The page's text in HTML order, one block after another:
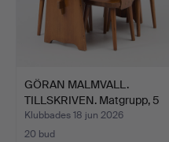
GÖRAN MALMVALL.
TILLSKRIVEN. Matgrupp, 5
d…
Klubbades 18 jun 2026
20 bud